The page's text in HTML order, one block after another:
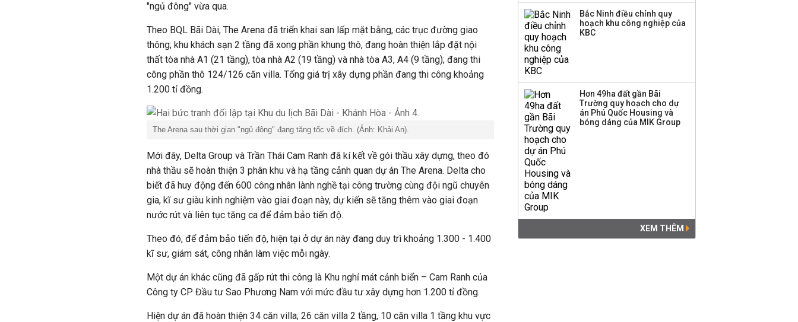
"ngủ đông" vừa qua.
Theo BQL Bãi Dài, The Arena đã triển khai san lấp mặt bằng, các trục đường giao
thông; khu khách sạn 2 tầng đã xong phần khung thô, đang hoàn thiện lắp đặt nội
thất tòa nhà A1 (21 tầng), tòa nhà A2 (19 tầng) và nhà tòa A3, A4 (9 tầng); đang thi
công phần thô 124/126 căn villa. Tổng giá trị xây dựng phần đang thi công khoảng
1.200 tỉ đồng.
The Arena sau thời gian "ngủ đông" đang tăng tốc về đích. (Ảnh: Khải An).
Mới đây, Delta Group và Trần Thái Cam Ranh đã kí kết về gói thầu xây dựng, theo đó
nhà thầu sẽ hoàn thiện 3 phân khu và hạ tầng cảnh quan dự án The Arena. Delta cho
biết đã huy động đến 600 công nhân lành nghề tại công trường cùng đội ngũ chuyên
gia, kĩ sư giàu kinh nghiệm vào giai đoạn này, dự kiến sẽ tăng thêm vào giai đoạn
nước rút và liên tục tăng ca để đảm bảo tiến độ.
Theo đó, để đảm bảo tiến độ, hiện tại ở dự án này đang duy trì khoảng 1.300 - 1.400
kĩ sư, giám sát, công nhân làm việc mỗi ngày.
Một dự án khác cũng đã gấp rút thi công là Khu nghỉ mát cảnh biển – Cam Ranh của
Công ty CP Đầu tư Sao Phương Nam với mức đầu tư xây dựng hơn 1.200 tỉ đồng.
Hiện dự án đã hoàn thiện 34 căn villa; 26 căn villa 2 tầng, 10 căn villa 1 tầng khu vực
Bắc Ninh điều chỉnh quy
hoạch khu công nghiệp của
KBC
Hơn 49ha đất gần Bãi
Trường quy hoạch cho dự
án Phú Quốc Housing và
bóng dáng của MIK Group
XEM THÊM